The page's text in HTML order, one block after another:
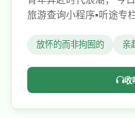
旅游查询小程序▪听途专
50岁至75岁的退休及近
放怀的而非拘囿的 亲
收